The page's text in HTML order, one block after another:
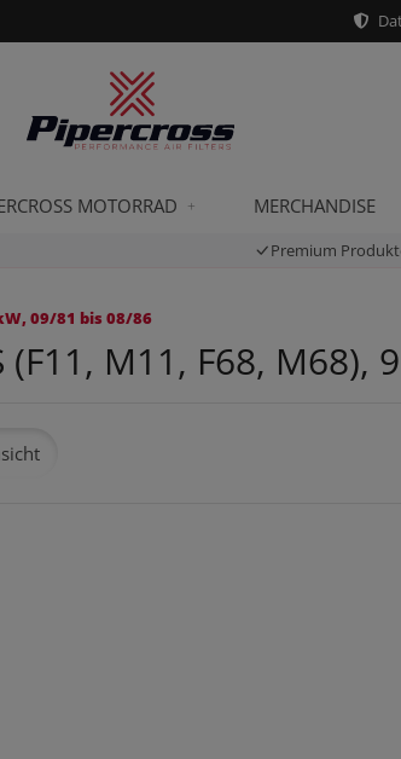
MOTORRAD MERCHANDISE
Premium
09/81 bis 08/86
(F11, M11, F68,